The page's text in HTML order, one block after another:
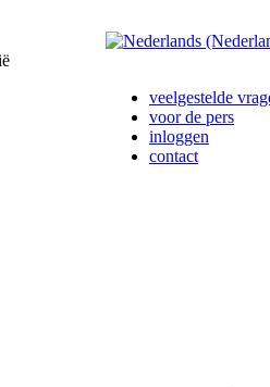
veelgestelde
voor de pers
inloggen
contact